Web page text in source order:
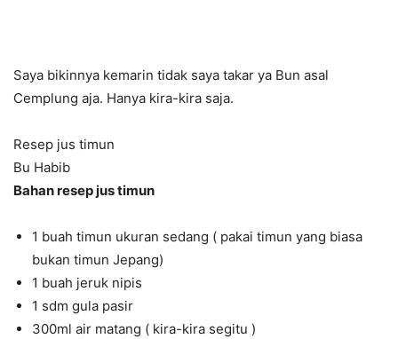
Saya bikinnya kemarin tidak saya takar ya Bun asal
Cemplung aja. Hanya kira-kira saja.
Resep jus timun
Bu Habib
Bahan resep jus timun
1 buah timun ukuran sedang ( pakai timun yang biasa
bukan timun Jepang)
1 buah jeruk nipis
1 sdm gula pasir
300ml air matang ( kira-kira segitu )